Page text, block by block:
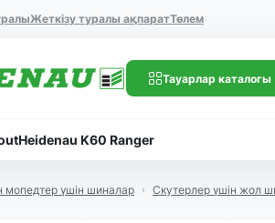
Жеткізу туралы ақпаратТөлем
Тауарлар каталогы
Heidenau K60 Ranger
мопедтер үшін шиналар Скутерлер үшін жол